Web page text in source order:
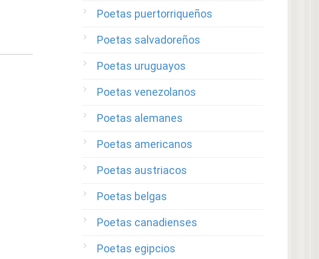
Poetas puertorriqueños
Poetas salvadoreños
Poetas uruguayos
Poetas venezolanos
Poetas alemanes
Poetas americanos
Poetas austriacos
Poetas belgas
Poetas canadienses
Poetas egipcios